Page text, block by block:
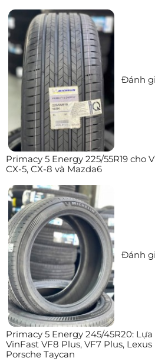
Đánh
Primacy 5 Energy 225/55R19 cho
CX-5, CX-8 và Mazda6
Đánh
Primacy 5 Energy 245/45R20:
VinFast VF8 Plus, VF7 Plus,
Porsche Taycan